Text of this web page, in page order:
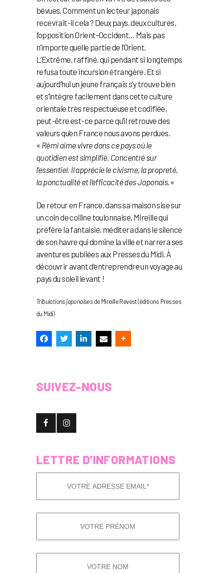
bévues. Comment un lecteur japonais
recevrait-il cela ? Deux pays, deux cultures,
l’opposition Orient-Occident… Mais pas
n’importe quelle partie de l’Orient.
L’Extrême, raffiné, qui pendant si longtemps
refusa toute incursion étrangère. Et si
aujourd’hui un jeune français s’y trouve bien
et s’intègre facilement dans cette culture
orientale très respectueuse et codifiée,
peut-être est-ce parce qu’il retrouve des
valeurs qu’en France nous avons perdues.
« Rémi aime vivre dans ce pays où le
quotidien est simplifié. Concentré sur
l’essentiel. Il apprécie le civisme, la propreté,
la ponctualité et l’efficacité des Japonais.«
De retour en France, dans sa maison sise sur
un coin de colline toulonnaise, Mireille qui
préfère la fantaisie, méditera dans le silence
de son havre qui domine la ville et narrera ses
aventures publiées aux Presses du Midi. À
découvrir avant d’entreprendre un voyage au
pays du soleil levant !
Tribulations japonaisesde Mireille Revest (éditions Presses
du Midi)
SUIVEZ-NOUS
LETTRE D’INFORMATIONS